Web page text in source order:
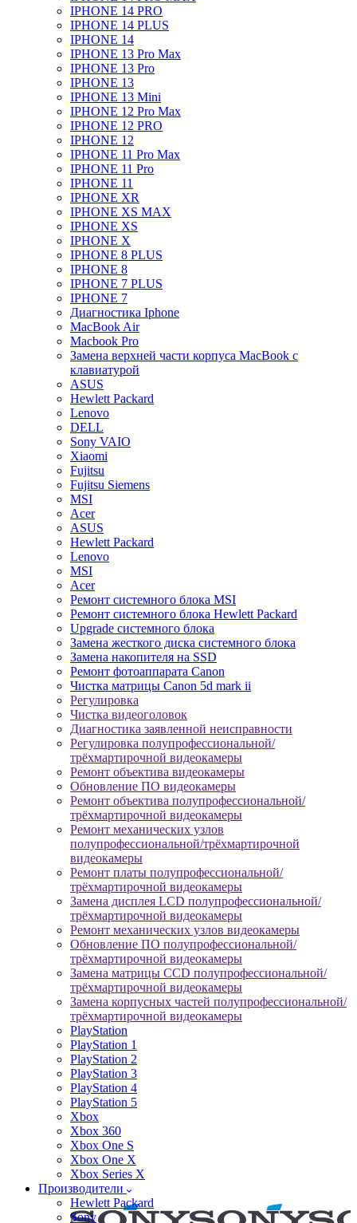
IPHONE 14 PRO
IPHONE 14 PLUS
IPHONE 14
IPHONE 13 Pro Max
IPHONE 13 Pro
IPHONE 13
IPHONE 13 Mini
IPHONE 12 Pro Max
IPHONE 12 PRO
IPHONE 12
IPHONE 11 Pro Max
IPHONE 11 Pro
IPHONE 11
IPHONE XR
IPHONE XS MAX
IPHONE XS
IPHONE X
IPHONE 8 PLUS
IPHONE 8
IPHONE 7 PLUS
IPHONE 7
Диагностика Iphone
MacBook Air
Macbook Pro
Замена верхней части корпуса MacBook с
клавиатурой
ASUS
Hewlett Packard
Lenovo
DELL
Sony VAIO
Xiaomi
Fujitsu
Fujitsu Siemens
MSI
Acer
ASUS
Hewlett Packard
Lenovo
MSI
Acer
Ремонт системного блока MSI
Ремонт системного блока Hewlett Packard
Upgrade системного блока
Замена жесткого диска системного блока
Замена накопителя на SSD
Ремонт фотоаппарата Canon
Чистка матрицы Canon 5d mark ii
Регулировка
Чистка видеоголовок
Диагностика заявленной неисправности
Регулировка полупрофессиональной/
трёхмартирочной видеокамеры
Ремонт объектива видеокамеры
Обновление ПО видеокамеры
Ремонт объектива полупрофессиональной/
трёхмартирочной видеокамеры
Ремонт механических узлов
полупрофессиональной/трёхмартирочной
видеокамеры
Ремонт платы полупрофессиональной/
трёхмартирочной видеокамеры
Замена дисплея LCD полупрофессиональной/
трёхмартирочной видеокамеры
Ремонт механических узлов видеокамеры
Обновление ПО полупрофессиональной/
трёхмартирочной видеокамеры
Замена матрицы CCD полупрофессиональной/
трёхмартирочной видеокамеры
Замена корпусных частей полупрофессиональной/
трёхмартирочной видеокамеры
PlayStation
PlayStation 1
PlayStation 2
PlayStation 3
PlayStation 4
PlayStation 5
Xbox
Xbox 360
Xbox One S
Xbox One X
Xbox Series X
Производители
Hewlett Packard
Sony